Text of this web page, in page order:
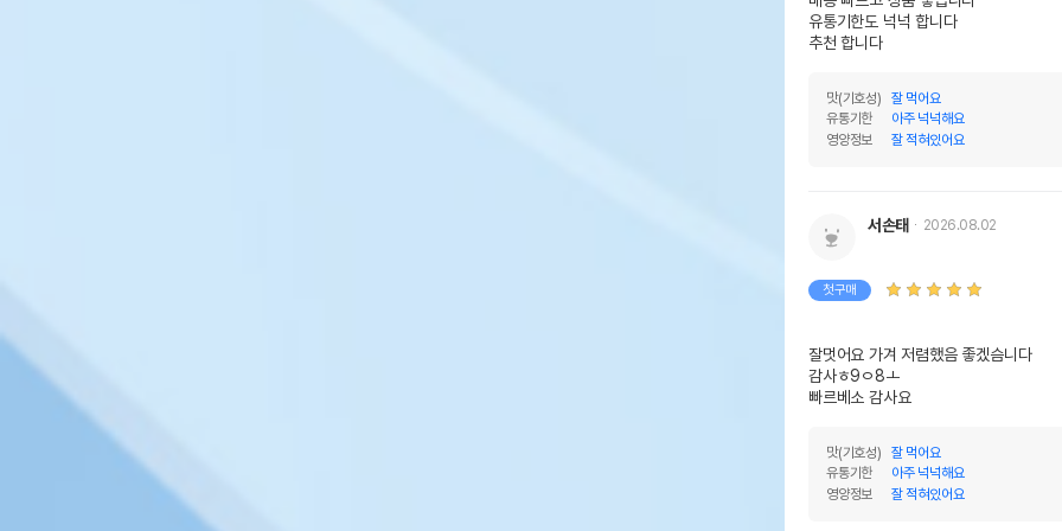
유통기한도 넉넉 합니다
추천 합니다
맛(기호성)
잘 먹어요
유통기한
아주 넉넉해요
영양정보
잘 적혀있어요
서손태 2026.08.02
첫구매
잘멋어요 가겨 저렴했음 좋겠슴니다
감사ㅎ9ㅇ8ㅗ
빠르베소 감사요
맛(기호성)
잘 먹어요
유통기한
아주 넉넉해요
영양정보
잘 적혀있어요